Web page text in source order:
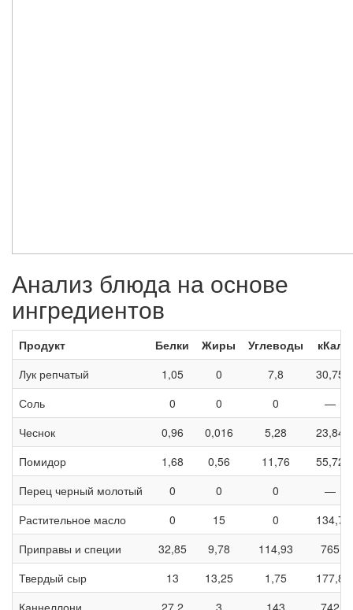
Анализ блюда на основе
ингредиентов
Продукт Белки Жиры Углеводы
кКал
Лук репчатый
1,05 0 7,8
30,75
Соль
0 0 0
—
Чеснок
0,96 0,016 5,28
23,84
Помидор
1,68 0,56 11,76
55,72
Перец черный молотый
0 0 0
—
Растительное масло
0 15 0
134,7
Приправы и специи
32,85 9,78 114,93
765
Твердый сыр
13 13,25 1,75
177,8